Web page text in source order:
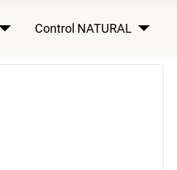
Control NATURAL